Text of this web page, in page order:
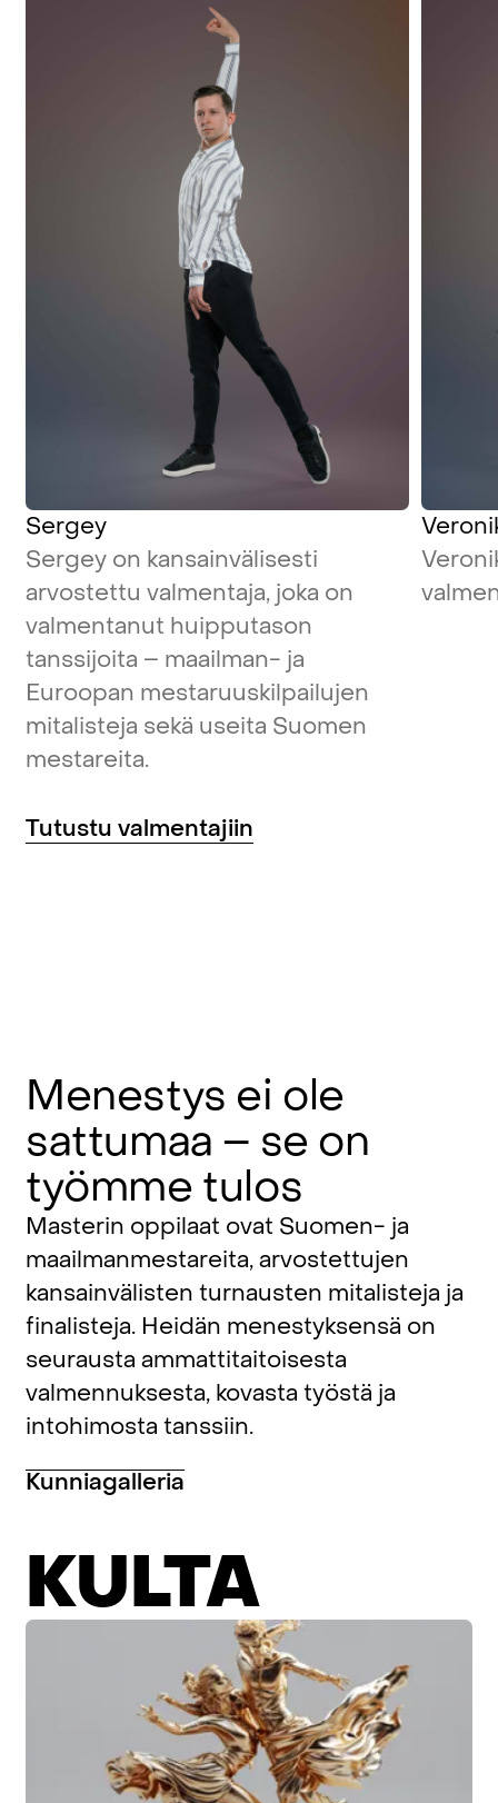
Sergey
Sergey on kansainvälisesti
arvostettu valmentaja, joka on
valmentanut huipputason
tanssijoita – maailman- ja
Euroopan mestaruuskilpailujen
mitalisteja sekä useita Suomen
mestareita.
Tutustu valmentajiin
Menestys ei ole
sattumaa – se on
työmme tulos
Kunniagalleria
Masterin oppilaat ovat Suomen- ja
maailmanmestareita, arvostettujen
kansainvälisten turnausten mitalisteja ja
finalisteja. Heidän menestyksensä on
seurausta ammattitaitoisesta
valmennuksesta, kovasta työstä ja
intohimosta tanssiin.
KULTA